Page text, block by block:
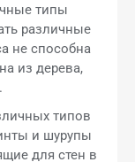
типы
различные
не способна
из дерева,
типов
и шурупы
для стен в